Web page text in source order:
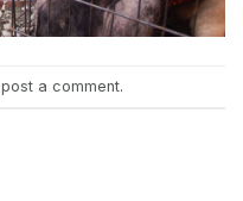
post a comment.